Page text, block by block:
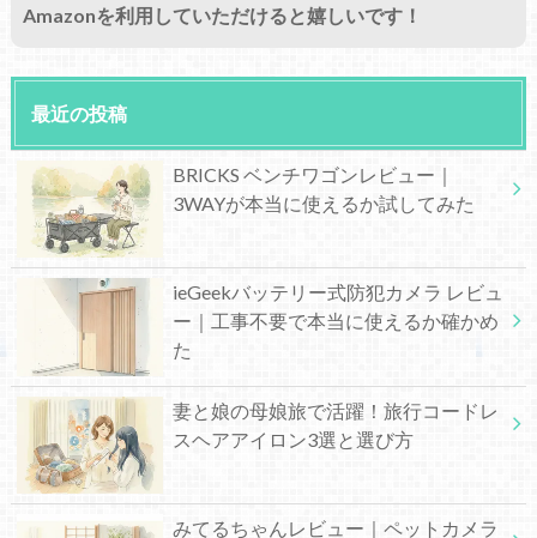
Amazonを利用していただけると嬉しいです！
最近の投稿
BRICKS ベンチワゴンレビュー｜
3WAYが本当に使えるか試してみた
ieGeekバッテリー式防犯カメラ レビュ
ー｜工事不要で本当に使えるか確かめ
た
妻と娘の母娘旅で活躍！旅行コードレ
スヘアアイロン3選と選び方
みてるちゃんレビュー｜ペットカメラ